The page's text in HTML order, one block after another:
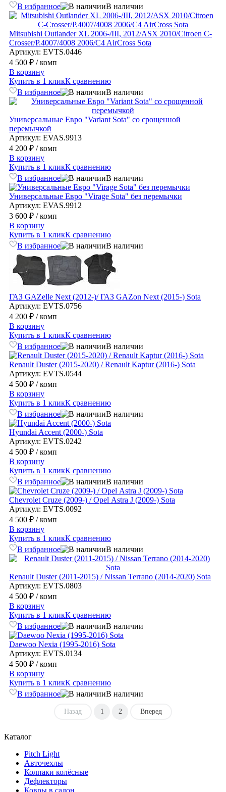
В избранное
В наличии
Mitsubishi Outlander XL 2006-/III, 2012/ASX 2010/Citroen C-
Crosser/P.4007/4008 2006/C4 AirCross Sota
Артикул: EVTS.0446
4 500 ₽ / комп
В корзину
Купить в 1 кликК сравнению
В избранное
В наличии
Универсальные Евро "Variant Sota" со срощенной
перемычкой
Артикул: EVAS.9913
4 200 ₽ / комп
В корзину
Купить в 1 кликК сравнению
В избранное
В наличии
Универсальные Евро "Virage Sota" без перемычки
Артикул: EVAS.9912
3 600 ₽ / комп
В корзину
Купить в 1 кликК сравнению
В избранное
В наличии
ГАЗ GAZelle Next (2012-)/ ГАЗ GAZon Next (2015-) Sota
Артикул: EVTS.0756
4 200 ₽ / комп
В корзину
Купить в 1 кликК сравнению
В избранное
В наличии
Renault Duster (2015-2020) / Renault Kaptur (2016-) Sota
Артикул: EVTS.0544
4 500 ₽ / комп
В корзину
Купить в 1 кликК сравнению
В избранное
В наличии
Hyundai Accent (2000-) Sota
Артикул: EVTS.0242
4 500 ₽ / комп
В корзину
Купить в 1 кликК сравнению
В избранное
В наличии
Chevrolet Cruze (2009-) / Opel Astra J (2009-) Sota
Артикул: EVTS.0092
4 500 ₽ / комп
В корзину
Купить в 1 кликК сравнению
В избранное
В наличии
Renault Duster (2011-2015) / Nissan Terrano (2014-2020) Sota
Артикул: EVTS.0803
4 500 ₽ / комп
В корзину
Купить в 1 кликК сравнению
В избранное
В наличии
Daewoo Nexia (1995-2016) Sota
Артикул: EVTS.0134
4 500 ₽ / комп
В корзину
Купить в 1 кликК сравнению
В избранное
В наличии
Назад 1 2 Вперед
Каталог
Pitch Light
Авточехлы
Колпаки колёсные
Дефлекторы
Ковры в салон